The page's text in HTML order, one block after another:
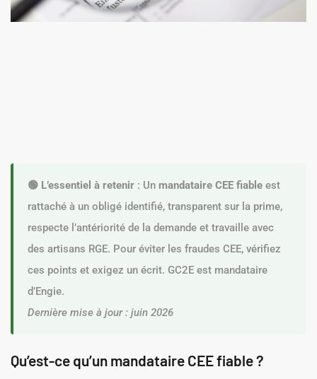
🟢 L’essentiel à retenir : Un mandataire CEE fiable est
rattaché à un obligé identifié, transparent sur la prime,
respecte l’antériorité de la demande et travaille avec
des artisans RGE. Pour éviter les fraudes CEE, vérifiez
ces points et exigez un écrit. GC2E est mandataire
d’Engie.
Dernière mise à jour : juin 2026
Qu’est-ce qu’un mandataire CEE fiable ?